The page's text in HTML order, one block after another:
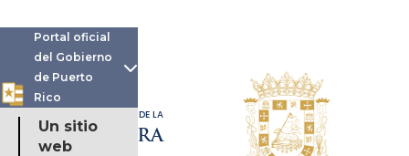
Portal oficial
del Gobierno
de Puerto
Rico

Un sitio
web
OFICINA DE LA
GOBERNADORA